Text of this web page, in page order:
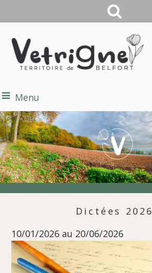
Menu
Dictées 2026
10/01/2026 au 20/06/2026